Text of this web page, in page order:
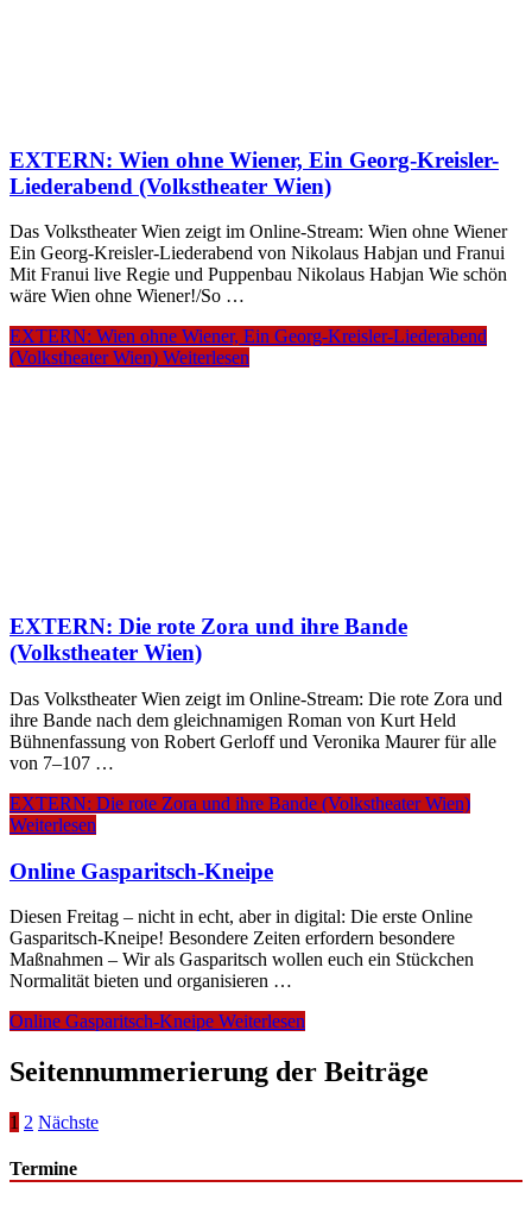
EXTERN: Wien ohne Wiener, Ein Georg-Kreisler-
Liederabend (Volkstheater Wien)
Das Volkstheater Wien zeigt im Online-Stream: Wien ohne Wiener
Ein Georg-Kreisler-Liederabend von Nikolaus Habjan und Franui
Mit Franui live Regie und Puppenbau Nikolaus Habjan Wie schön
wäre Wien ohne Wiener!/So …
EXTERN: Wien ohne Wiener, Ein Georg-Kreisler-Liederabend
(Volkstheater Wien) Weiterlesen
EXTERN: Die rote Zora und ihre Bande
(Volkstheater Wien)
Das Volkstheater Wien zeigt im Online-Stream: Die rote Zora und
ihre Bande nach dem gleichnamigen Roman von Kurt Held
Bühnenfassung von Robert Gerloff und Veronika Maurer für alle
von 7–107 …
EXTERN: Die rote Zora und ihre Bande (Volkstheater Wien)
Weiterlesen
Online Gasparitsch-Kneipe
Diesen Freitag – nicht in echt, aber in digital: Die erste Online
Gasparitsch-Kneipe! Besondere Zeiten erfordern besondere
Maßnahmen – Wir als Gasparitsch wollen euch ein Stückchen
Normalität bieten und organisieren …
Online Gasparitsch-Kneipe Weiterlesen
Seitennummerierung der Beiträge
1 2 Nächste
Termine